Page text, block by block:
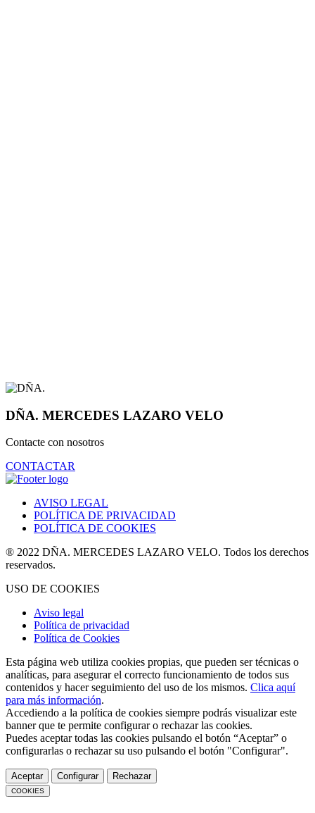
DÑA. MERCEDES LAZARO VELO
Contacte con nosotros
CONTACTAR
AVISO LEGAL
POLÍTICA DE PRIVACIDAD
POLÍTICA DE COOKIES
® 2022 DÑA. MERCEDES LAZARO VELO. Todos los derechos
reservados.
USO DE COOKIES
Aviso legal
Política de privacidad
Política de Cookies
Esta página web utiliza cookies propias, que pueden ser técnicas o
analíticas, para asegurar el correcto funcionamiento de todos sus
contenidos y hacer seguimiento del uso de los mismos. Clica aquí
para más información.
Accediendo a la política de cookies siempre podrás visualizar este
banner que te permite configurar o rechazar las cookies.
Puedes aceptar todas las cookies pulsando el botón “Aceptar” o
configurarlas o rechazar su uso pulsando el botón "Configurar".
Aceptar Configurar Rechazar
COOKIES